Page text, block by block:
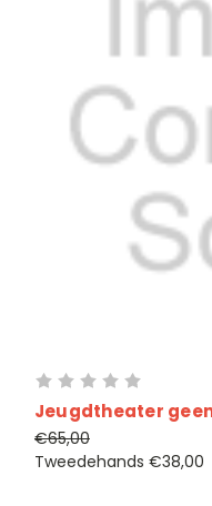
Jeugdtheater
€65,00
Tweedehands €38,00